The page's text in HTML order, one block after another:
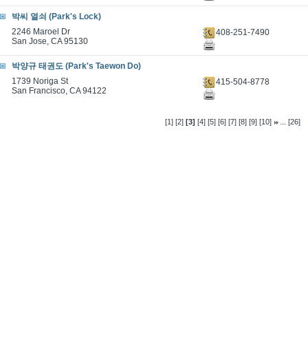
박씨 열쇠 (Park's Lock)
2246 Maroel Dr
San Jose, CA 95130
408-251-7490
박양규 태권도 (Park's Taewon Do)
1739 Noriga St
San Francisco, CA 94122
415-504-8778
[1] [2] [3] [4] [5] [6] [7] [8] [9] [10] ...[26]